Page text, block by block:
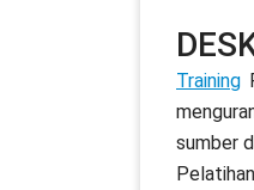
Training
sumber